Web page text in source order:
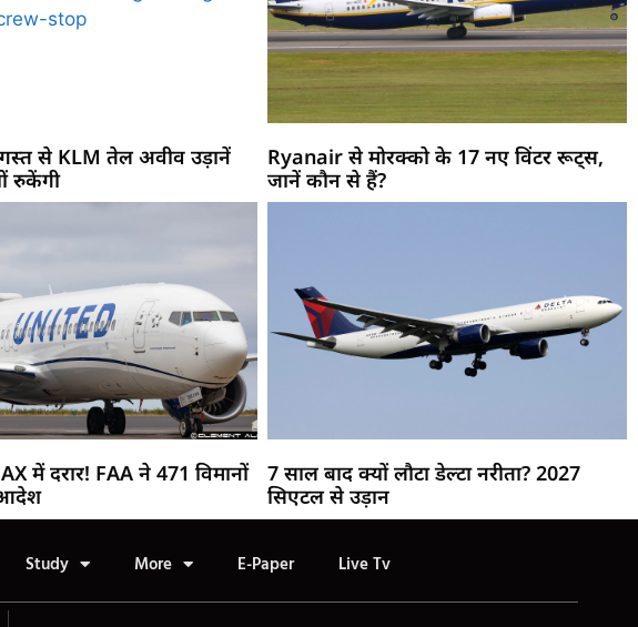
से KLM तेल अवीव उड़ानें
रुकेंगी
Ryanair से मोरक्को के 17 नए विंटर रूट्स,
जानें कौन से हैं?
में दरार! FAA ने 471 विमानों
7 साल बाद क्यों लौटा डेल्टा नरीता? 2027
सिएटल से उड़ान
Study More E-Paper Live Tv